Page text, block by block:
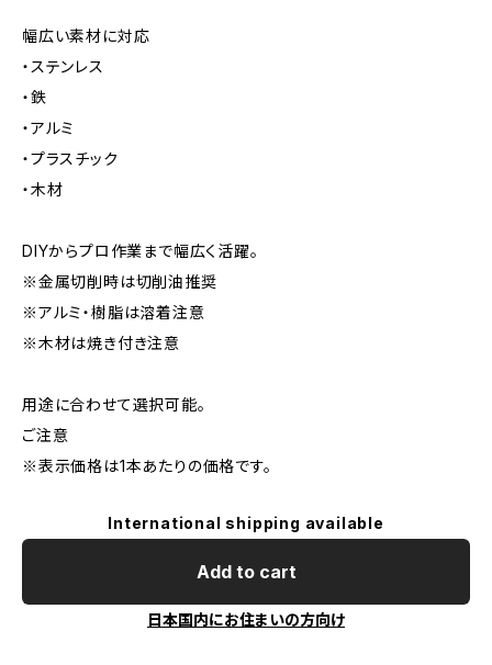
幅広い素材に対応
・ステンレス
・鉄
・アルミ
・プラスチック
・木材
DIYからプロ作業まで幅広く活躍。
※金属切削時は切削油推奨
※アルミ・樹脂は溶着注意
※木材は焼き付き注意
用途に合わせて選択可能。
ご注意
※表示価格は1本あたりの価格です。
International shipping available
Add to cart
日本国内にお住まいの方向け